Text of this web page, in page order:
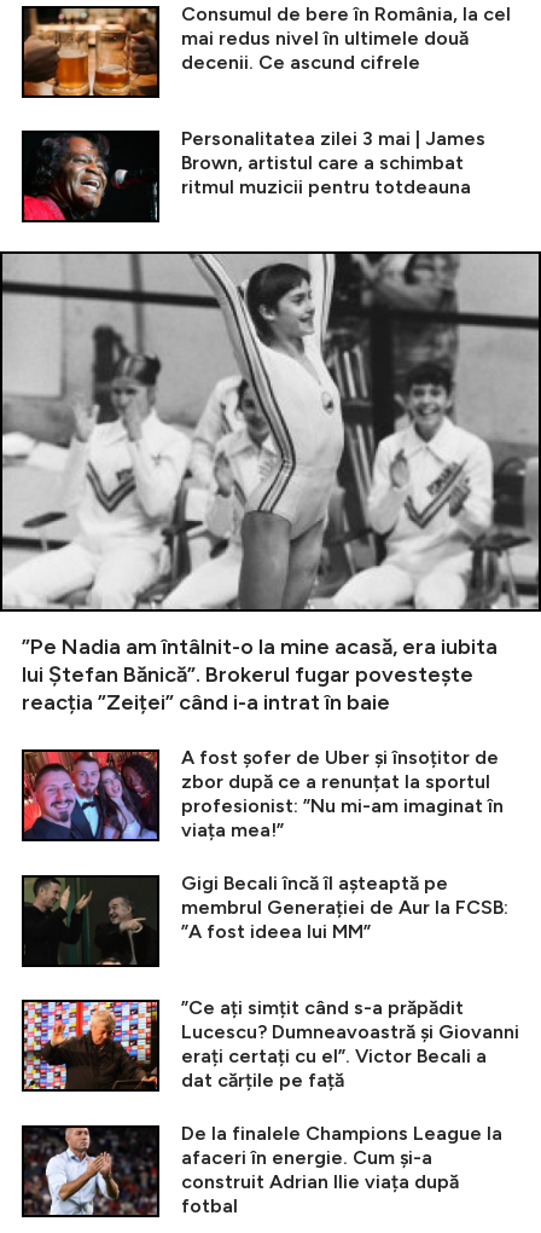
Consumul de bere în România, la cel
mai redus nivel în ultimele două
decenii. Ce ascund cifrele
Personalitatea zilei 3 mai | James
Brown, artistul care a schimbat
ritmul muzicii pentru totdeauna
”Pe Nadia am întâlnit-o la mine acasă, era iubita
lui Ștefan Bănică”. Brokerul fugar povestește
reacția ”Zeiței” când i-a intrat în baie
A fost șofer de Uber și însoțitor de
zbor după ce a renunțat la sportul
profesionist: ”Nu mi-am imaginat în
viața mea!”
Gigi Becali încă îl așteaptă pe
membrul Generației de Aur la FCSB:
”A fost ideea lui MM”
”Ce ați simțit când s-a prăpădit
Lucescu? Dumneavoastră și Giovanni
erați certați cu el”. Victor Becali a
dat cărțile pe față
De la finalele Champions League la
afaceri în energie. Cum și-a
construit Adrian Ilie viața după
fotbal